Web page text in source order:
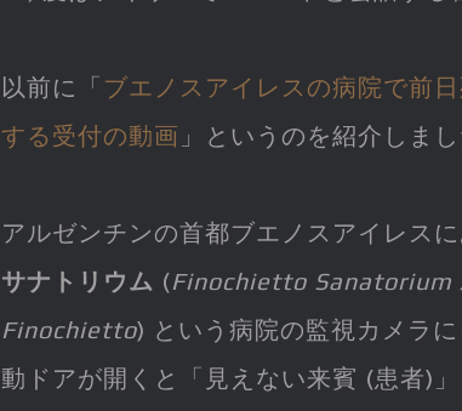
以前に「 ブエノスアイレスの病院で前
する受付の動画 」というのを紹介しまし
アルゼンチンの首都ブエノスアイレス
サナトリウム (Finochietto Sanatorium
Finochietto) という病院の監視カメラ
動ドアが開くと「見えない来賓 (患者)